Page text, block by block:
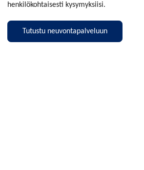
henkilökohtaisesti kysymyksiisi.
Tutustu neuvontapalveluun